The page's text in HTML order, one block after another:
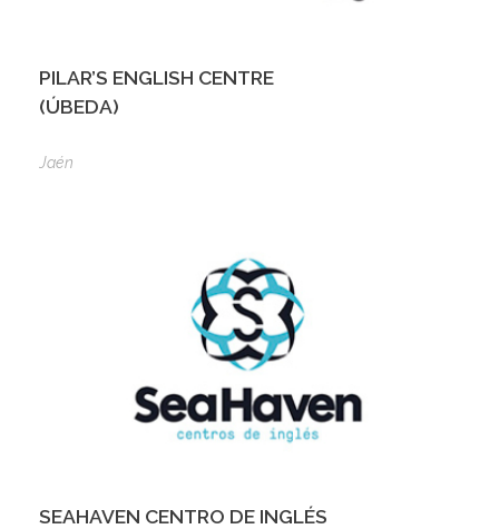
PILAR’S ENGLISH CENTRE
(ÚBEDA)
Jaén
SEAHAVEN CENTRO DE INGLÉS